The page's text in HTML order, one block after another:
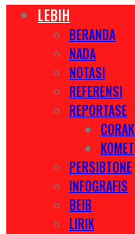
LEBIH
BERANDA
NADA
NOTASI
REFERENSI
REPORTASE
CORAK
KOMET
PERSIBTONE
INFOGRAFIS
BEIB
LIRIK